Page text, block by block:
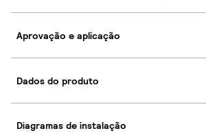
Aprovação e aplicação
Dados do produto
Diagramas de instalação